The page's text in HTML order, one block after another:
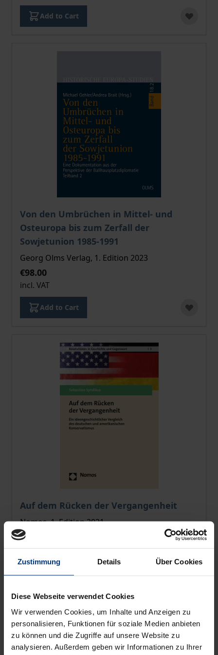
Zustimmung Details Über Cookies
Diese Webseite verwendet Cookies
Wir verwenden Cookies, um Inhalte und Anzeigen zu
personalisieren, Funktionen für soziale Medien anbieten
zu können und die Zugriffe auf unsere Website zu
analysieren. Außerdem geben wir Informationen zu Ihrer
Add to Cart
Von den Umbrüchen in Mittel- und
Osteuropa bis zum Zerfall der
Sowjetunion 1985-1991
The price depends on the options chosen on the
Georg Olms Verlag, 1. Edition 2023
€98.00
incl. VAT
Add to Cart
Auf dem Rücken der Vergangenheit
The price depends on the options chosen on the
Nomos, 1. Edition 2021
€49.00
incl. VAT